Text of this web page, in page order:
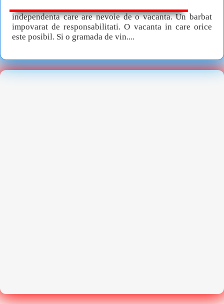
independenta care are nevoie de o vacanta. Un barbat
impovarat de responsabilitati. O vacanta in care orice
este posibil. Si o gramada de vin....